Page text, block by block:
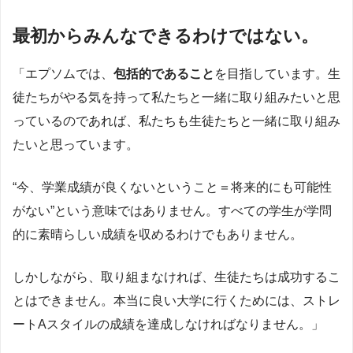
最初からみんなできるわけではない。
「エプソムでは、 包括的であること を目指しています。生
徒たちがやる気を持って私たちと一緒に取り組みたいと思
っているのであれば、私たちも生徒たちと一緒に取り組み
たいと思っています。
“今、学業成績が良くないということ＝将来的にも可能性
がない”という意味ではありません。すべての学生が学問
的に素晴らしい成績を収めるわけでもありません。
しかしながら、取り組まなければ、生徒たちは成功するこ
とはできません。本当に良い大学に行くためには、ストレ
ートAスタイルの成績を達成しなければなりません。」